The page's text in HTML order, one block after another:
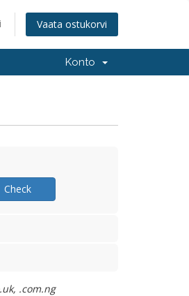
Vaata ostukorvi
Konto
Check
.com.ng